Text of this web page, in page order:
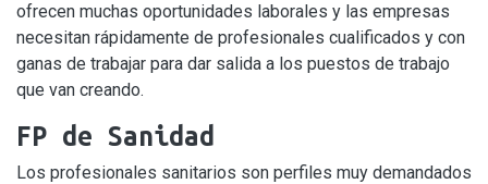
ofrecen muchas oportunidades laborales y las empresas
necesitan rápidamente de profesionales cualificados y con
ganas de trabajar para dar salida a los puestos de trabajo
que van creando.
FP de Sanidad
Los profesionales sanitarios son perfiles muy demandados